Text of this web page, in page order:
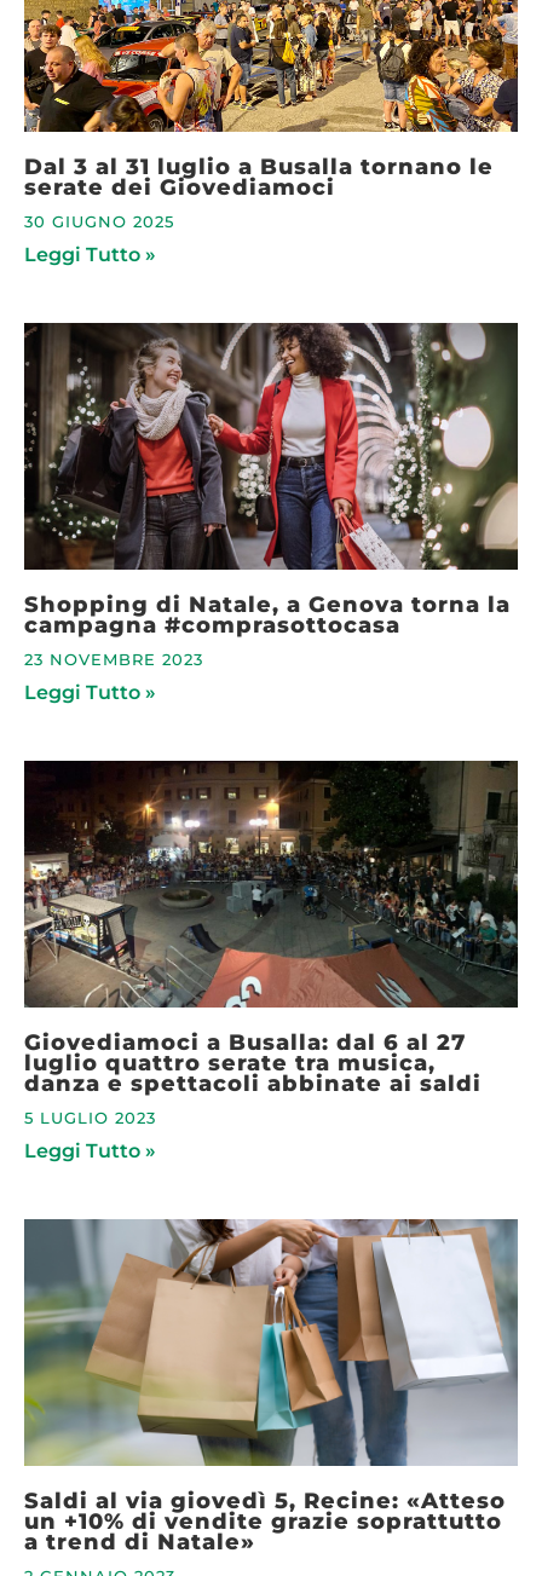
Dal 3 al 31 luglio a Busalla tornano le
serate dei Giovediamoci
30 GIUGNO 2025
Leggi Tutto »
Shopping di Natale, a Genova torna la
campagna #comprasottocasa
23 NOVEMBRE 2023
Leggi Tutto »
Giovediamoci a Busalla: dal 6 al 27
luglio quattro serate tra musica,
danza e spettacoli abbinate ai saldi
5 LUGLIO 2023
Leggi Tutto »
Saldi al via giovedì 5, Recine: «Atteso
un +10% di vendite grazie soprattutto
a trend di Natale»